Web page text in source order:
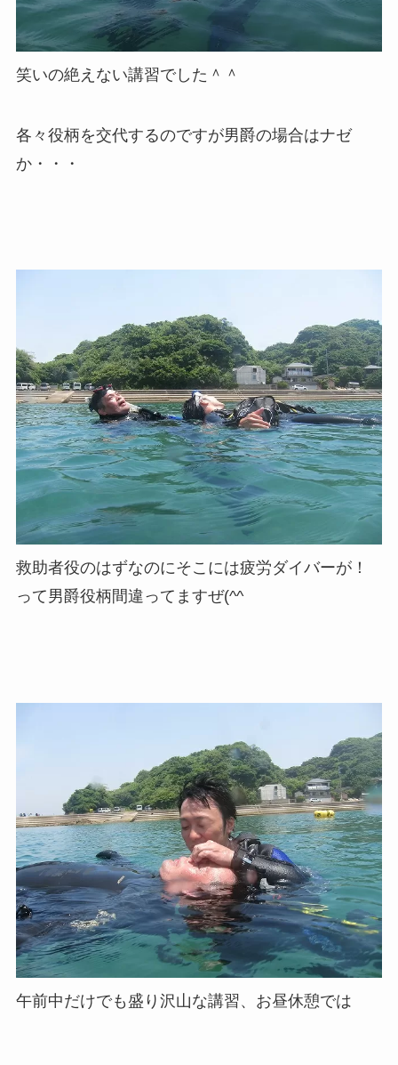
笑いの絶えない講習でした＾＾
各々役柄を交代するのですが男爵の場合はナゼ
か・・・
救助者役のはずなのにそこには疲労ダイバーが！
って男爵役柄間違ってますぜ(^^ゞ
午前中だけでも盛り沢山な講習、お昼休憩では